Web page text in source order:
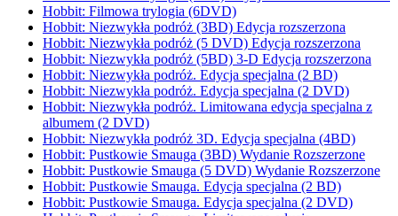
Hobbit: Filmowa trylogia (6DVD)
Hobbit: Niezwykła podróż (3BD) Edycja rozszerzona
Hobbit: Niezwykła podróż (5 DVD) Edycja rozszerzona
Hobbit: Niezwykła podróż (5BD) 3-D Edycja rozszerzona
Hobbit: Niezwykła podróż. Edycja specjalna (2 BD)
Hobbit: Niezwykła podróż. Edycja specjalna (2 DVD)
Hobbit: Niezwykła podróż. Limitowana edycja specjalna z
albumem (2 DVD)
Hobbit: Niezwykła podróż 3D. Edycja specjalna (4BD)
Hobbit: Pustkowie Smauga (3BD) Wydanie Rozszerzone
Hobbit: Pustkowie Smauga (5 DVD) Wydanie Rozszerzone
Hobbit: Pustkowie Smauga. Edycja specjalna (2 BD)
Hobbit: Pustkowie Smauga. Edycja specjalna (2 DVD)